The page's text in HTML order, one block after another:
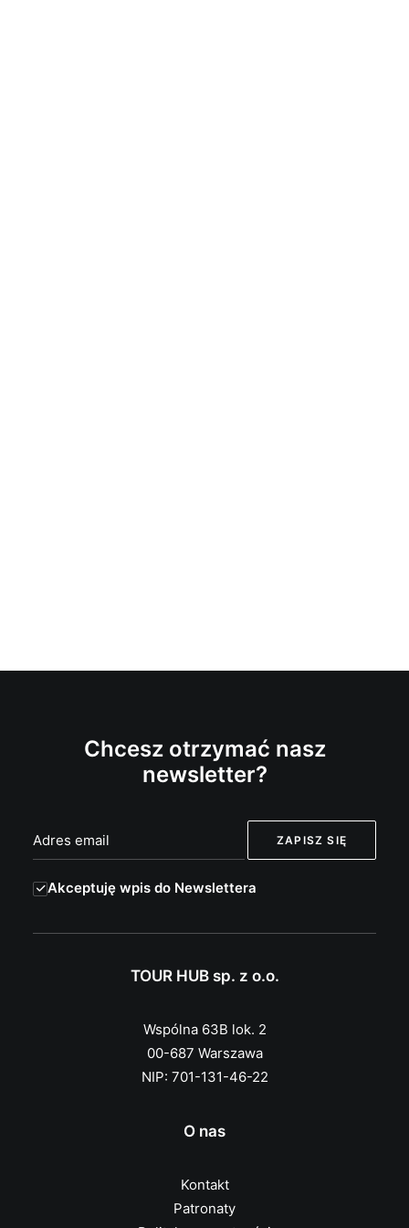
Chcesz otrzymać nasz
newsletter?
Akceptuję wpis do Newslettera
TOUR HUB sp. z o.o.
Wspólna 63B lok. 2
00-687 Warszawa
NIP: 701-131-46-22
O nas
Kontakt
Patronaty